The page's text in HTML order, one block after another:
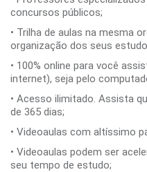
concursos públicos;
• Trilha de aulas na mesma
organização dos seus
• 100% online para você
internet), seja pelo
• Acesso ilimitado. Assista
de 365 dias;
• Videoaulas com altíssimo
• Videoaulas podem ser
seu tempo de estudo;